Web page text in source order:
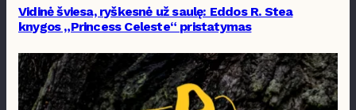
Vidinė šviesa, ryškesnė už saulę: Eddos R. Stea
knygos „Princess Celeste“ pristatymas